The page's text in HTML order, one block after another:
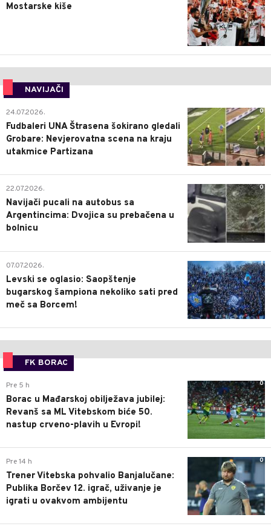
Mostarske kiše
NAVIJAČI
0
24.07.2026.
Fudbaleri UNA Štrasena šokirano gledali
Grobare: Nevjerovatna scena na kraju
utakmice Partizana
0
22.07.2026.
Navijači pucali na autobus sa
Argentincima: Dvojica su prebačena u
bolnicu
1
07.07.2026.
Levski se oglasio: Saopštenje
bugarskog šampiona nekoliko sati pred
meč sa Borcem!
FK BORAC
0
Pre 5 h
Borac u Mađarskoj obilježava jubilej:
Revanš sa ML Vitebskom biće 50.
nastup crveno-plavih u Evropi!
0
Pre 14 h
Trener Vitebska pohvalio Banjalučane:
Publika Borčev 12. igrač, uživanje je
igrati u ovakvom ambijentu